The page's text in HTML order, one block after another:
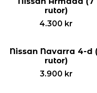
rutor)
4.300 kr
Nissan Navarra 4-d
rutor)
3.900 kr